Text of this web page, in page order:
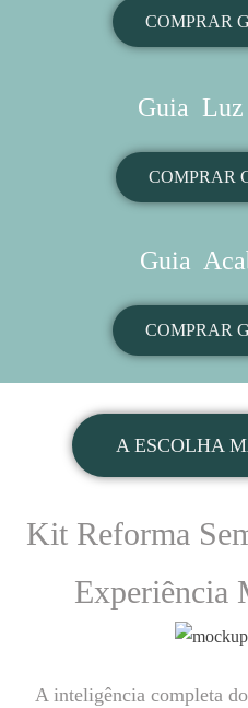
COMPRAR
Guia Luz
COMPRAR
Guia
COMPRAR
A ESCOLHA
Kit Reforma
Experiência
A inteligência completa